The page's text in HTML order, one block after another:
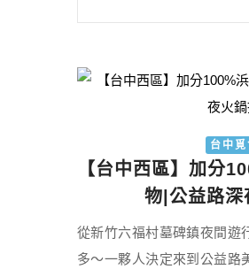
台中覓
【台中西區】加分
物|公益路深
從新竹六福村墓碑鎮夜間遊
多～一夥人決定來到公益路